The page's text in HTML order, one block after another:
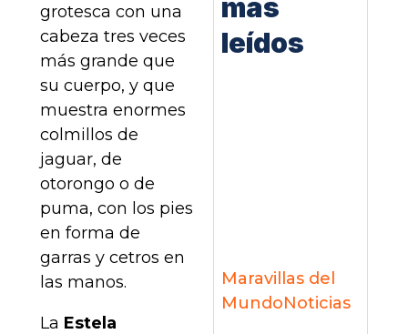
grotesca con una
cabeza tres veces
más grande que
su cuerpo, y que
muestra enormes
colmillos de
jaguar, de
otorongo o de
puma, con los pies
en forma de
garras y cetros en
las manos.
La Estela
más
leídos
Maravillas del
MundoNoticias